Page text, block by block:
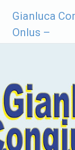
contenuto
Gianluca
Onlus –